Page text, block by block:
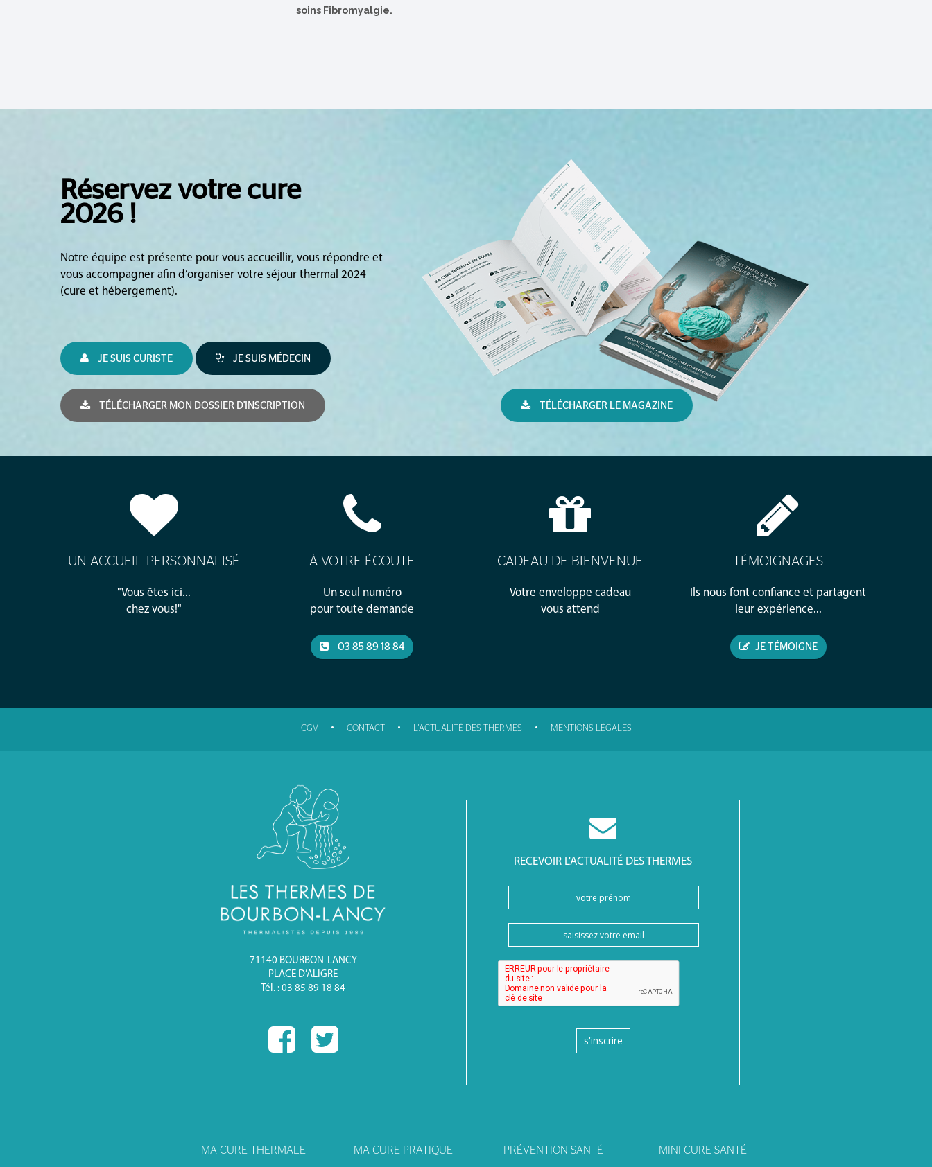
soins Fibromyalgie.
Réservez votre cure
2026 !
Notre équipe est présente pour vous accueillir, vous répondre et
vous accompagner afin d’organiser votre séjour thermal 2024
(cure et hébergement).
JE SUIS CURISTE JE SUIS MÉDECIN
TÉLÉCHARGER MON DOSSIER D'INSCRIPTION TÉLÉCHARGER LE MAGAZINE
UN ACCUEIL PERSONNALISÉ
"Vous êtes ici...
chez vous!"
À VOTRE ÉCOUTE
Un seul numéro
pour toute demande
03 85 89 18 84
CADEAU DE BIENVENUE
Votre enveloppe cadeau
vous attend
TÉMOIGNAGES
Ils nous font confiance et partagent
leur expérience...
JE TÉMOIGNE
CGV • CONTACT • L'ACTUALITÉ DES THERMES • MENTIONS LÉGALES
71140 BOURBON-LANCY
PLACE D’ALIGRE
Tél. : 03 85 89 18 84
RECEVOIR L'ACTUALITÉ DES THERMES
s'inscrire
MA CURE THERMALE MA CURE PRATIQUE PRÉVENTION SANTÉ MINI-CURE SANTÉ